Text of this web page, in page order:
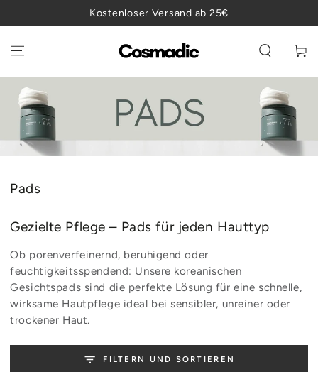
Kostenloser Versand ab 25€
Kollektion:
Pads
Gezielte Pflege – Pads für jeden Hauttyp
Ob porenverfeinernd, beruhigend oder
feuchtigkeitsspendend: Unsere koreanischen
Gesichtspads sind die perfekte Lösung für eine schnelle,
wirksame Hautpflege ideal bei sensibler, unreiner oder
trockener Haut.
FILTERN UND SORTIEREN